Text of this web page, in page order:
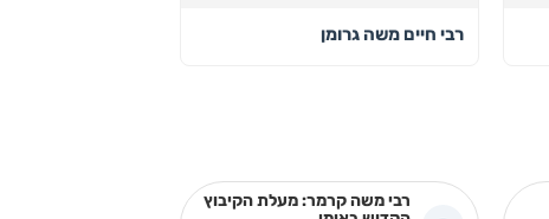
רבי חיים משה גרומן
רבי משה קרמר: מעלת הקיבוץ